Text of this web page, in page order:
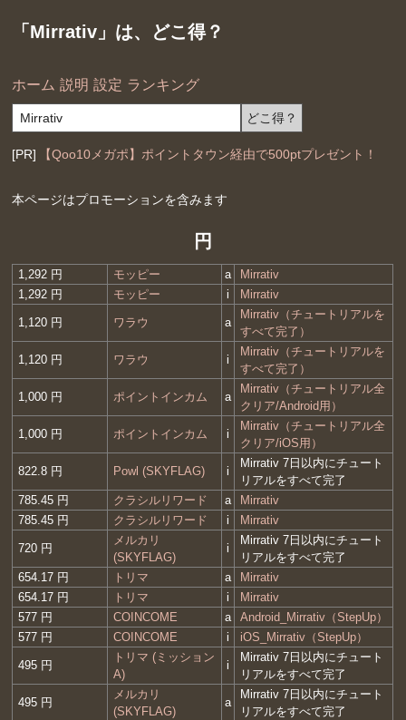
「Mirrativ」は、どこ得？
ホーム 説明 設定 ランキング
[PR] 【Qoo10メガポ】ポイントタウン経由で500ptプレゼント！
本ページはプロモーションを含みます
円
1,292 円 モッピー a
Mirrativ
1,292 円
モッピー i Mirrativ
1,120 円 ワラウ a
Mirrativ（チュートリアルを
すべて完了）
1,120 円 ワラウ i
Mirrativ（チュートリアルを
すべて完了）
1,000 円 ポイントインカム a
Mirrativ（チュートリアル全
クリア/Android用）
1,000 円 ポイントインカム i
Mirrativ（チュートリアル全
クリア/iOS用）
822.8 円 Powl (SKYFLAG) i
Mirrativ 7日以内にチュート
リアルをすべて完了
785.45 円
クラシルリワード a
Mirrativ
785.45 円
クラシルリワード i Mirrativ
720 円
メルカリ
(SKYFLAG)
i
Mirrativ 7日以内にチュート
リアルをすべて完了
654.17 円
トリマ a
Mirrativ
654.17 円
トリマ i
Mirrativ
577 円
COINCOME a
Android_Mirrativ（StepUp）
577 円
COINCOME i iOS_Mirrativ（StepUp）
495 円
トリマ (ミッション
A)
i
Mirrativ 7日以内にチュート
リアルをすべて完了
495 円
メルカリ
(SKYFLAG)
a
Mirrativ 7日以内にチュート
リアルをすべて完了